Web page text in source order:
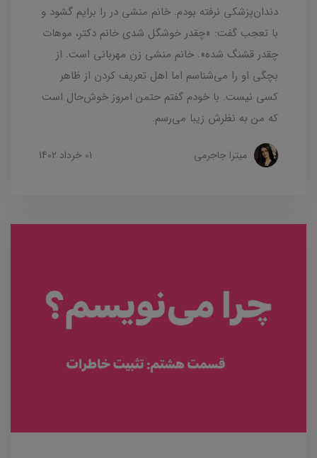
دندان‌پزشکی نرفته بودم. خانم منشی در را برایم گشود و
با تعجب گفت: «چقدر خوشگل شدی خانم دکتر، موهات
چقدر قشنگ شده». خانم منشی زن مهربانی است. از
بچگی او را می‌شناسم اما اهل تعریف کردن از ظاهر
کسی نیست. با خودم گفتم حتمن امروز خوش‌حال است
که من به‌ نظرش زیبا می‌رسم.
میترا جاجرمی 01 خرداد 1402